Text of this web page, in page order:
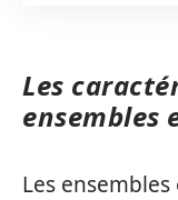
Les
ensembles
Les